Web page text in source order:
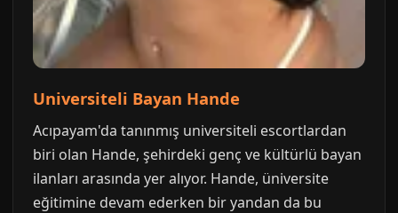
Universiteli Bayan Hande
Acıpayam'da tanınmış universiteli escortlardan
biri olan Hande, şehirdeki genç ve kültürlü bayan
ilanları arasında yer alıyor. Hande, üniversite
eğitimine devam ederken bir yandan da bu